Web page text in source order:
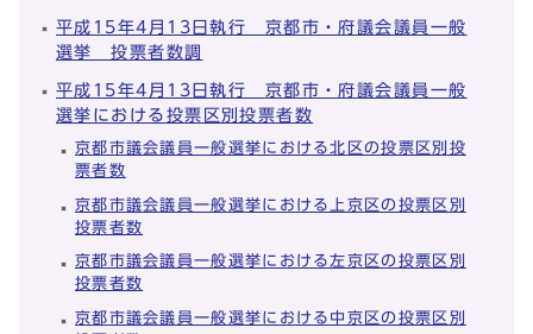
平成15年4月13日執行 京都市・府議会議員一般
選挙 投票者数調
平成15年4月13日執行 京都市・府議会議員一般
選挙における投票区別投票者数
京都市議会議員一般選挙における北区の投票区別投
票者数
京都市議会議員一般選挙における上京区の投票区別
投票者数
京都市議会議員一般選挙における左京区の投票区別
投票者数
京都市議会議員一般選挙における中京区の投票区別